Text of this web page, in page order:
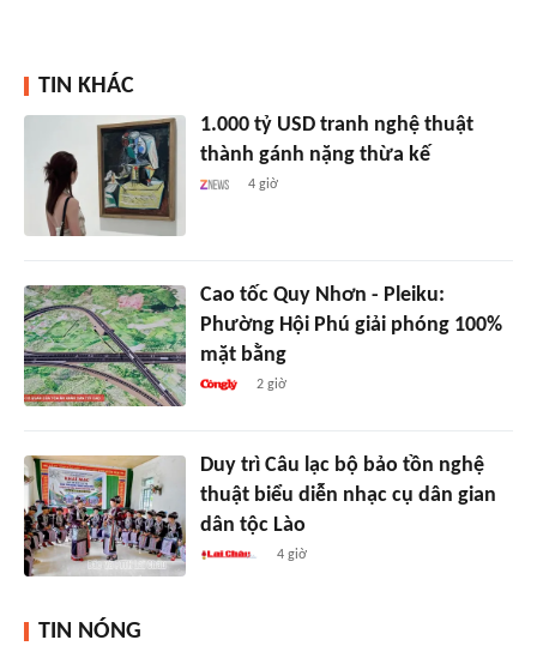
TIN KHÁC
1.000 tỷ USD tranh nghệ thuật
thành gánh nặng thừa kế
4 giờ
Cao tốc Quy Nhơn - Pleiku:
Phường Hội Phú giải phóng 100%
mặt bằng
2 giờ
Duy trì Câu lạc bộ bảo tồn nghệ
thuật biểu diễn nhạc cụ dân gian
dân tộc Lào
4 giờ
TIN NÓNG